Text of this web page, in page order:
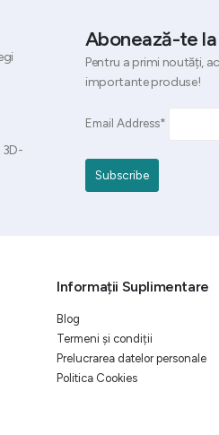
3D-
Abonează-te
Pentru a primi noutăți,
importante produse!
Email Address*
Informații Suplimentare
Blog
Termeni și condiții
Prelucrarea datelor personale
Politica Cookies